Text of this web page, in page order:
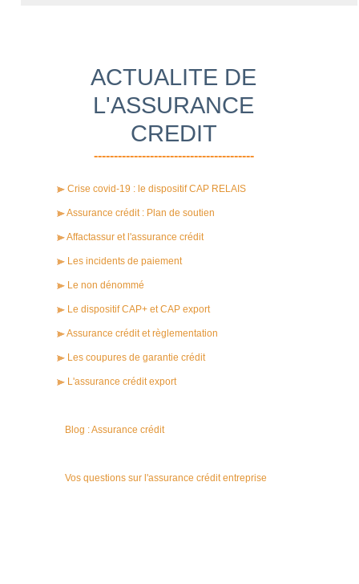
ACTUALITE DE
L'ASSURANCE
CREDIT
----------------------------------------
Crise covid-19 : le dispositif CAP RELAIS
Assurance crédit : Plan de soutien
Affactassur et l'assurance crédit
Les incidents de paiement
Le non dénommé
Le dispositif CAP+ et CAP export
Assurance crédit et règlementation
Les coupures de garantie crédit
L'assurance crédit export
Blog : Assurance crédit
Vos questions sur l'assurance crédit entreprise